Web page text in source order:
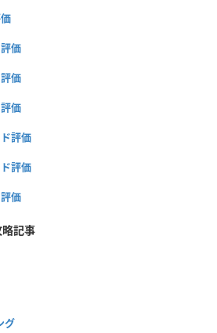
価
価
価
評価
評価
価
記事
グ